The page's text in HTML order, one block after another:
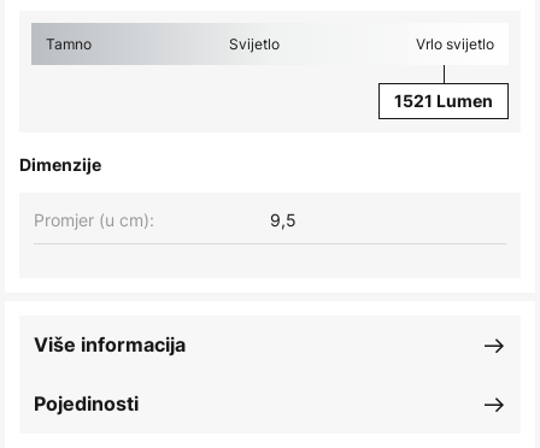
Tamno Svijetlo Vrlo svijetlo
1521 Lumen
Dimenzije
Promjer (u cm): 9,5
Pojedinosti
Više informacija